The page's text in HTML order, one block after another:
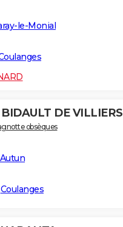
le-Monial
DE VILLIERS
obsèques
Autun
Coulanges